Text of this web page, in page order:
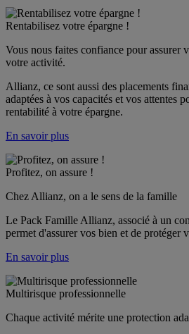
Rentabilisez votre épargne !
Vous nous faites confiance pour assurer
votre activité.
Allianz, ce sont aussi des placements
adaptées à vos capacités et vos attentes
rentabilité à votre épargne.
En savoir plus
Profitez, on assure !
Chez Allianz, on a le sens de la famille
Le Pack Famille Allianz, associé à un
permet d'assurer vos bien et de protéger
En savoir plus
Multirisque professionnelle
Chaque activité mérite une protection